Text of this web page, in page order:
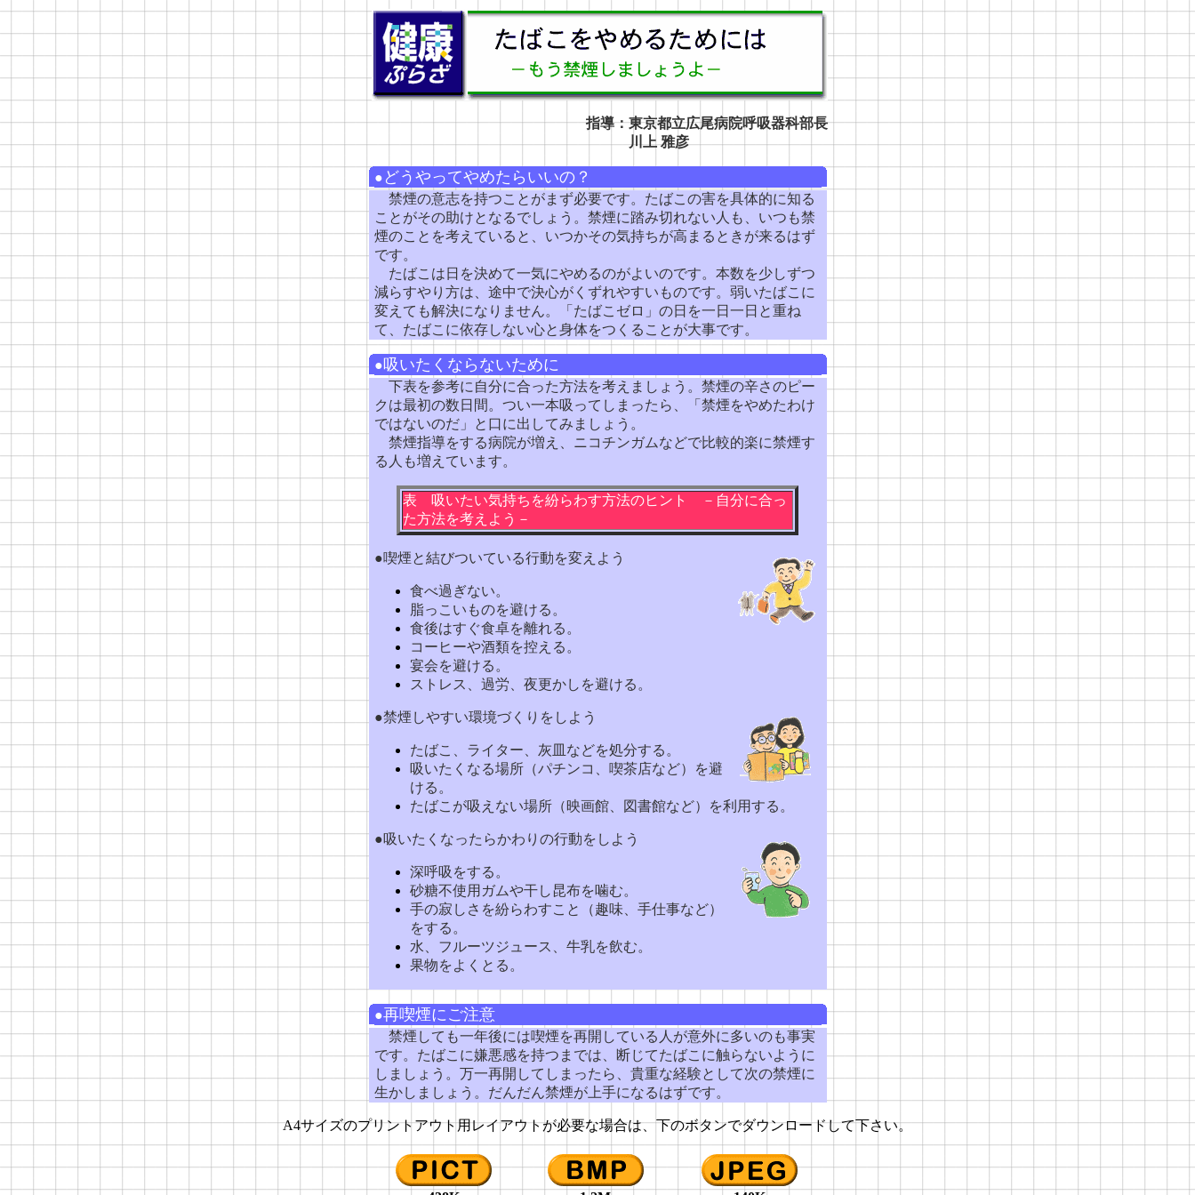
指導：東京都立広尾病院呼吸器科部長
川上 雅彦
● どうやってやめたらいいの？
禁煙の意志を持つことがまず必要です。たばこの害を具体的に知る
ことがその助けとなるでしょう。禁煙に踏み切れない人も、いつも禁
煙のことを考えていると、いつかその気持ちが高まるときが来るはず
です。
たばこは日を決めて一気にやめるのがよいのです。本数を少しずつ
減らすやり方は、途中で決心がくずれやすいものです。弱いたばこに
変えても解決になりません。「たばこゼロ」の日を一日一日と重ね
て、たばこに依存しない心と身体をつくることが大事です。
●吸いたくならないために
下表を参考に自分に合った方法を考えましょう。禁煙の辛さのピー
クは最初の数日間。つい一本吸ってしまったら、「禁煙をやめたわけ
ではないのだ」と口に出してみましょう。
禁煙指導をする病院が増え、ニコチンガムなどで比較的楽に禁煙す
る人も増えています。
表 吸いたい気持ちを紛らわす方法のヒント －自分に合っ
た方法を考えよう－
●喫煙と結びついている行動を変えよう
食べ過ぎない。
脂っこいものを避ける。
食後はすぐ食卓を離れる。
コーヒーや酒類を控える。
宴会を避ける。
ストレス、過労、夜更かしを避ける。
●禁煙しやすい環境づくりをしよう
たばこ、ライター、灰皿などを処分する。
吸いたくなる場所（パチンコ、喫茶店など）を避
ける。
たばこが吸えない場所（映画館、図書館など）を利用する。
●吸いたくなったらかわりの行動をしよう
深呼吸をする。
砂糖不使用ガムや干し昆布を噛む。
手の寂しさを紛らわすこと（趣味、手仕事など）
をする。
水、フルーツジュース、牛乳を飲む。
果物をよくとる。
●再喫煙にご注意
禁煙しても一年後には喫煙を再開している人が意外に多いのも事実
です。たばこに嫌悪感を持つまでは、断じてたばこに触らないように
しましょう。万一再開してしまったら、貴重な経験として次の禁煙に
生かしましょう。だんだん禁煙が上手になるはずです。
A4サイズのプリントアウト用レイアウトが必要な場合は、下のボタンでダウンロードして下さい。